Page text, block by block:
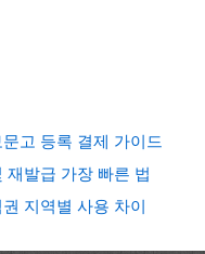
고 등록 결제 가이드
재발급 가장 빠른 법
지역별 사용 차이